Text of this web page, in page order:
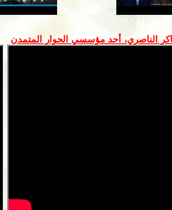
الناصري، أحد مؤسسي الحوار المتمدن